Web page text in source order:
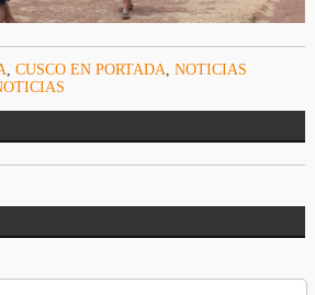
, CUSCO EN PORTADA, NOTICIAS